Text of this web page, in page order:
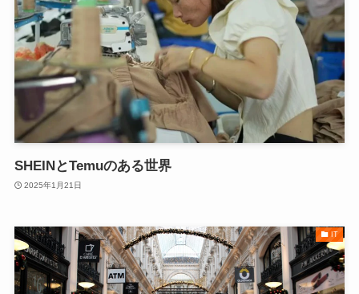
SHEINとTemuのある世界
2025年1月21日
IT